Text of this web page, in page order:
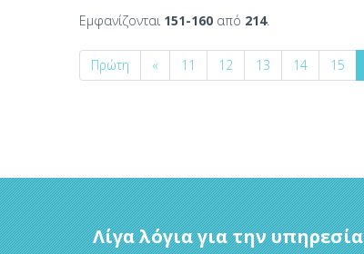
Εμφανίζονται 151-160 από 214.
Πρώτη « 11 12 13 14 15
Λίγα λόγια για την υπηρεσία